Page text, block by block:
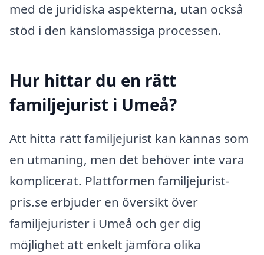
med de juridiska aspekterna, utan också
stöd i den känslomässiga processen.
Hur hittar du en rätt
familjejurist i Umeå?
Att hitta rätt familjejurist kan kännas som
en utmaning, men det behöver inte vara
komplicerat. Plattformen familjejurist-
pris.se erbjuder en översikt över
familjejurister i Umeå och ger dig
möjlighet att enkelt jämföra olika